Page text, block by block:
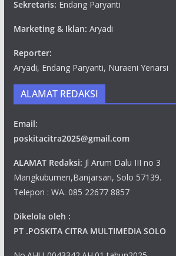
Sekretaris: Endang Paryanti
Marketing & Iklan: Aryadi
Reporter:
Aryadi, Endang Paryanti, Nuraeni Yeriarsi
ALAMAT REDAKSI
Email:
poskitacitra2025@gmail.com
ALAMAT Redaksi: Jl Arum Dalu III no 3
Mangkubumen,Banjarsari, Solo 57139.
Telepon : WA. 085 22677 8857
Dikelola oleh :
PT .POSKITA CITRA MULTIMEDIA SOLO